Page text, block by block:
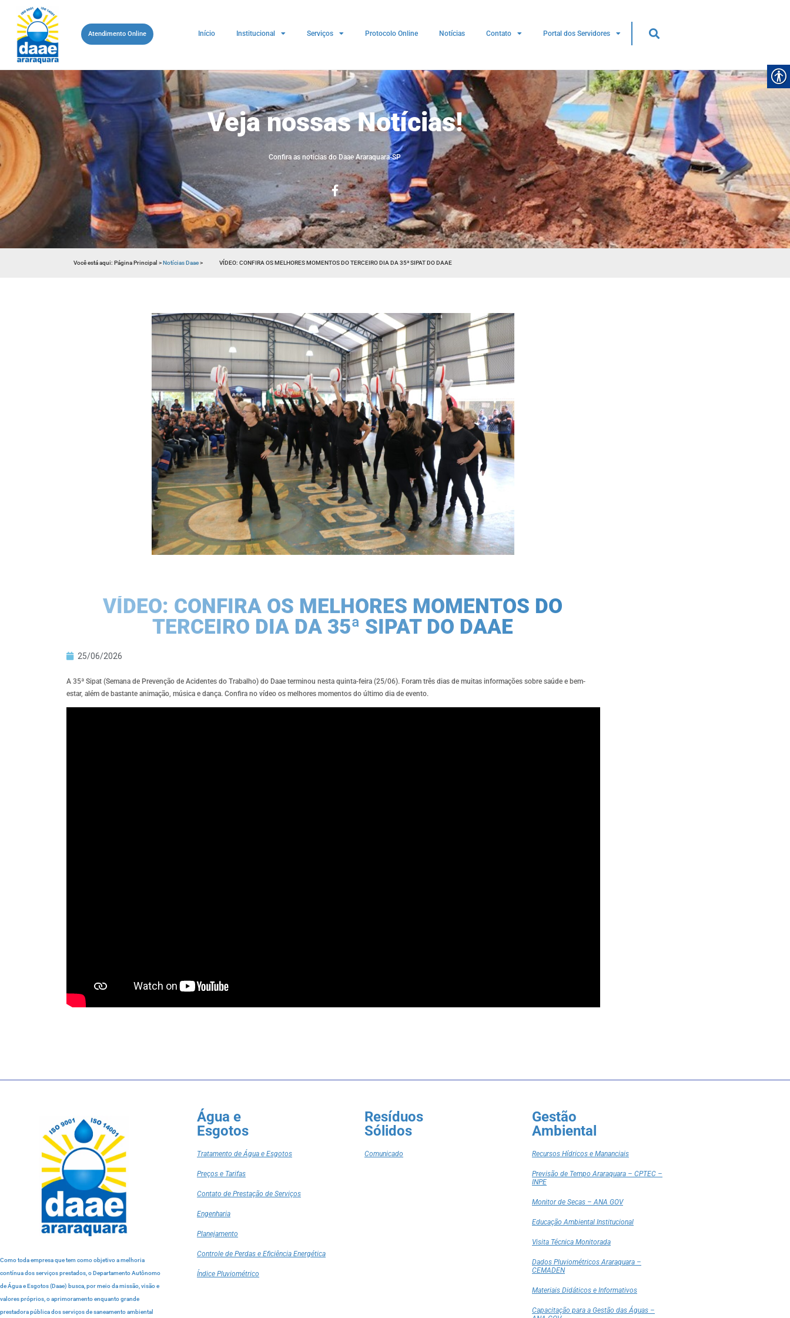
Atendimento Online Início Institucional Serviços Protocolo Online Notícias Contato Portal dos Servidores
Veja nossas Notícias!
Confira as noticias do Daae Araraquara-SP
Você está aqui:Página Principal>Notícias Daae> VÍDEO: CONFIRA OS MELHORES MOMENTOS DO TERCEIRO DIA DA 35ª SIPAT DO DAAE
VÍDEO: CONFIRA OS MELHORES MOMENTOS DO
TERCEIRO DIA DA 35ª SIPAT DO DAAE
25/06/2026
A 35ª Sipat (Semana de Prevenção de Acidentes do Trabalho) do Daae terminou nesta quinta-feira (25/06). Foram três dias de muitas informações sobre saúde e bem-
estar, além de bastante animação, música e dança. Confira no vídeo os melhores momentos do último dia de evento.
Como toda empresa que tem como objetivo a melhoria
contínua dos serviços prestados, o Departamento Autônomo
de Água e Esgotos (Daae) busca, por meio da missão, visão e
valores próprios, o aprimoramento enquanto grande
prestadora pública dos serviços de saneamento ambiental
Água e
Esgotos
Tratamento de Água e Esgotos
Preços e Tarifas
Contato de Prestação de Serviços
Engenharia
Planejamento
Controle de Perdas e Eficiência Energética
Índice Pluviométrico
Resíduos
Sólidos
Comunicado
Gestão
Ambiental
Recursos Hídricos e Mananciais
Previsão de Tempo Araraquara – CPTEC –
INPE
Monitor de Secas – ANA GOV
Educação Ambiental Institucional
Visita Técnica Monitorada
Dados Pluviométricos Araraquara –
CEMADEN
Materiais Didáticos e Informativos
Capacitação para a Gestão das Águas –